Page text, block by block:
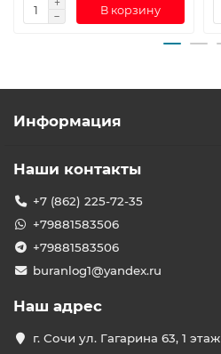
В корзину
Информация
Наши контакты
+7 (862) 225-72-35
+79881583506
+79881583506
buranlog1@yandex.ru
Наш адрес
г. Сочи ул. Гагарина 63, 1 этаж